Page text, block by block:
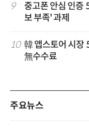
9
중고폰 안심 인증
보 부족' 과제
10 韓 앱스토어 시장
無수수료
주요뉴스